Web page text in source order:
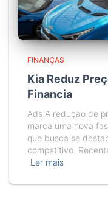
FINANÇAS
Kia Reduz
Financia
Ads A redução de
marca uma nova
que busca se
competitivo.
Ler mais